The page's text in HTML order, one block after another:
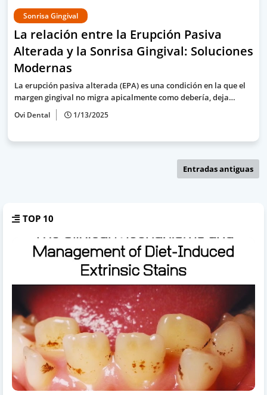
Sonrisa Gingival
La relación entre la Erupción Pasiva
Alterada y la Sonrisa Gingival: Soluciones
Modernas
La erupción pasiva alterada (EPA) es una condición en la que el
margen gingival no migra apicalmente como debería, deja…
Ovi Dental 1/13/2025
Entradas antiguas
TOP 10